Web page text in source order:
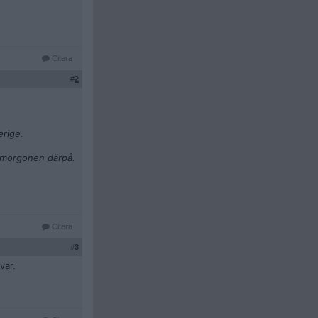
Citera
#2
därpå.
Citera
#3